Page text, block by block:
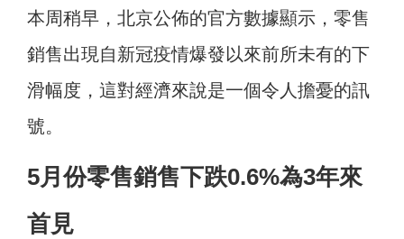
本周稍早，北京公佈的官方數據顯示，零售
銷售出現自新冠疫情爆發以來前所未有的下
滑幅度，這對經濟來說是一個令人擔憂的訊
號。
5月份零售銷售下跌0.6%為3年來
首見